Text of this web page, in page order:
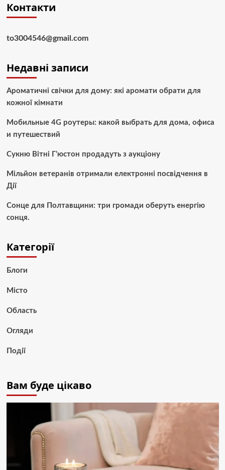
Контакти
to3004546@gmail.com
Недавні записи
Ароматичні свічки для дому: які аромати обрати для
кожної кімнати
Мобильные 4G роутеры: какой выбрать для дома, офиса
и путешествий
Сукню Вітні Г’юстон продадуть з аукціону
Мільйон ветеранів отримали електронні посвідчення в
Дії
Сонце для Полтавщини: три громади оберуть енергію
сонця.
Категорії
Блоги
Місто
Область
Огляди
Події
Вам буде цікаво